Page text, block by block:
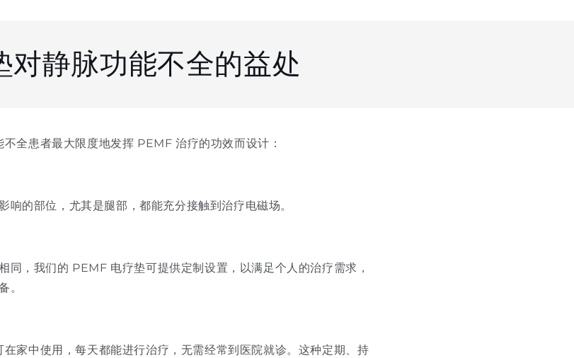
对静脉功能不全的益处
全患者最大限度地发挥 PEMF 治疗的功效而设计：
响的部位，尤其是腿部，都能充分接触到治疗电磁场。
同，我们的 PEMF 电疗垫可提供定制设置，以满足个人的治疗需求，
。
家中使用，每天都能进行治疗，无需经常到医院就诊。这种定期、持